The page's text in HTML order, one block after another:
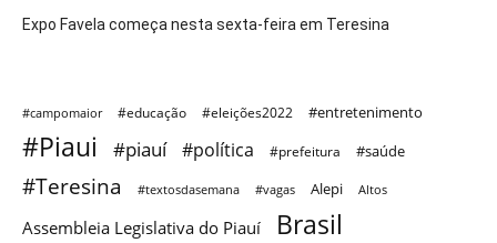
Expo Favela começa nesta sexta-feira em Teresina
#campomaior #educação #eleições2022 #entretenimento
#Piaui #piauí #política #prefeitura #saúde
#Teresina #textosdasemana #vagas Alepi Altos
Assembleia Legislativa do Piauí Brasil